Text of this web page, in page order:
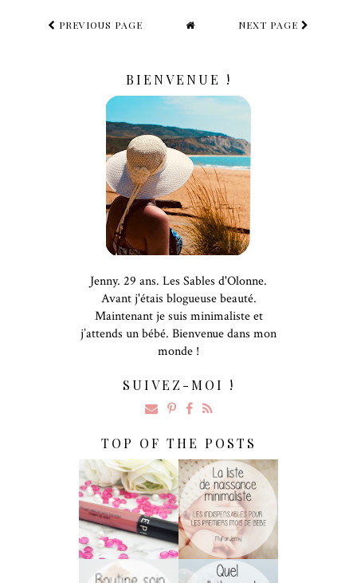
PREVIOUS PAGE NEXT PAGE
BIENVENUE !
Jenny. 29 ans. Les Sables d'Olonne.
Avant j'étais blogueuse beauté.
Maintenant je suis minimaliste et
j’attends un bébé. Bienvenue dans mon
monde !
SUIVEZ-MOI !
TOP OF THE POSTS
Rouge Velouté
Sans Transfert De
Sephora : LA
Surprise !
[Maternité] La
Liste De Naissance
Minimaliste